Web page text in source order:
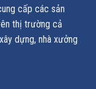
cấp các sản
thị trường cả
dựng, nhà xưởng